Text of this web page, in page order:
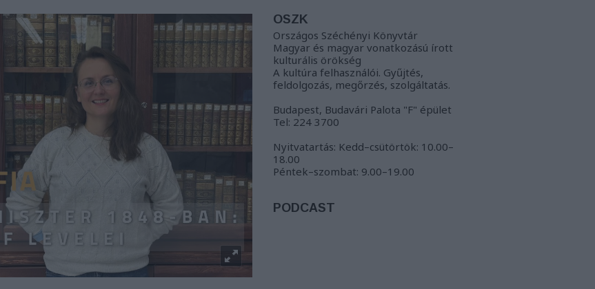
OSZK
Országos Széchényi Könyvtár
Magyar és magyar vonatkozású írott
kulturális örökség
A kultúra felhasználói. Gyűjtés,
feldolgozás, megőrzés, szolgáltatás.
Budapest, Budavári Palota "F" épület
Tel: 224 3700
Nyitvatartás: Kedd–csütörtök: 10.00–
18.00
Péntek–szombat: 9.00–19.00
PODCAST